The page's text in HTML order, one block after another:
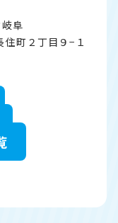
阜
町２丁目９−１